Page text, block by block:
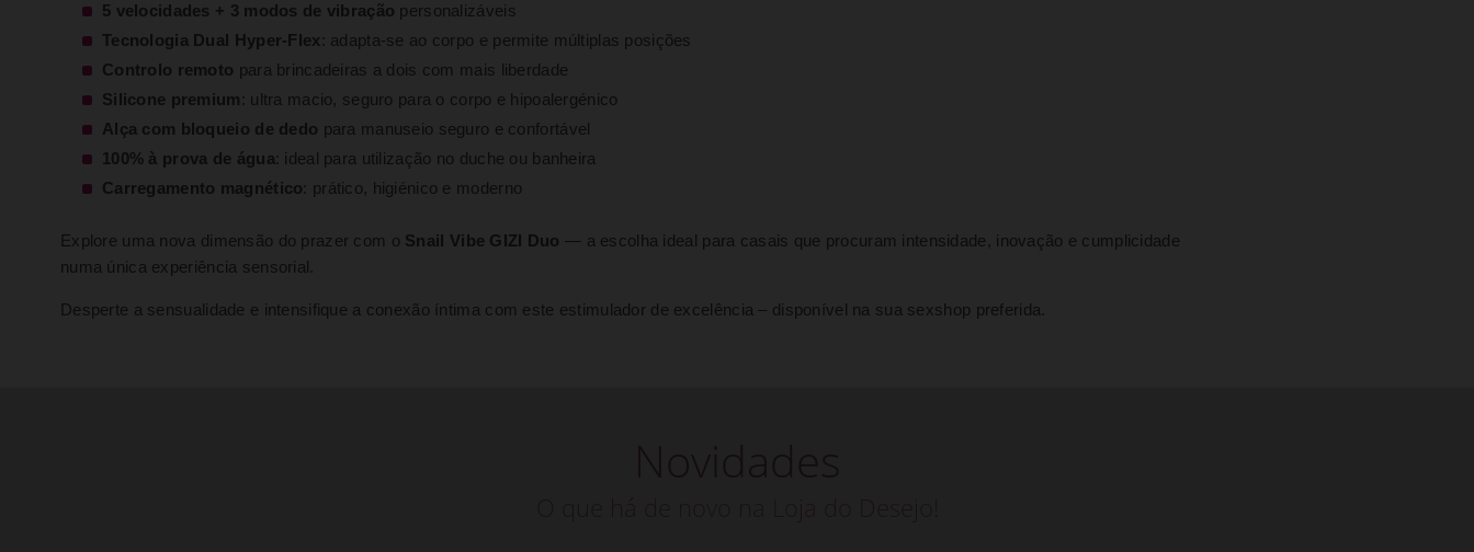
5 velocidades + 3 modos de vibração personalizáveis
Tecnologia Dual Hyper-Flex : adapta-se ao corpo e permite múltiplas posições
Controlo remoto para brincadeiras a dois com mais liberdade
Silicone premium
: ultra macio, seguro para o corpo e hipoalergénico
Alça com bloqueio de dedo para manuseio seguro e confortável
100% à prova de água : ideal para utilização no duche ou banheira
Carregamento magnético : prático, higiénico e moderno
Explore uma nova dimensão do prazer com o Snail Vibe GIZI Duo — a escolha ideal para casais que procuram intensidade, inovação e cumplicidade
numa única experiência sensorial.
Desperte a sensualidade e intensifique a conexão íntima com este estimulador de excelência – disponível na sua sexshop preferida.